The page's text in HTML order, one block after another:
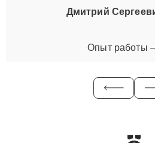
Дмитрий
Опыт работы